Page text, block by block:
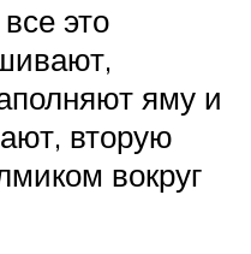
это
яму и
вторую
вокруг